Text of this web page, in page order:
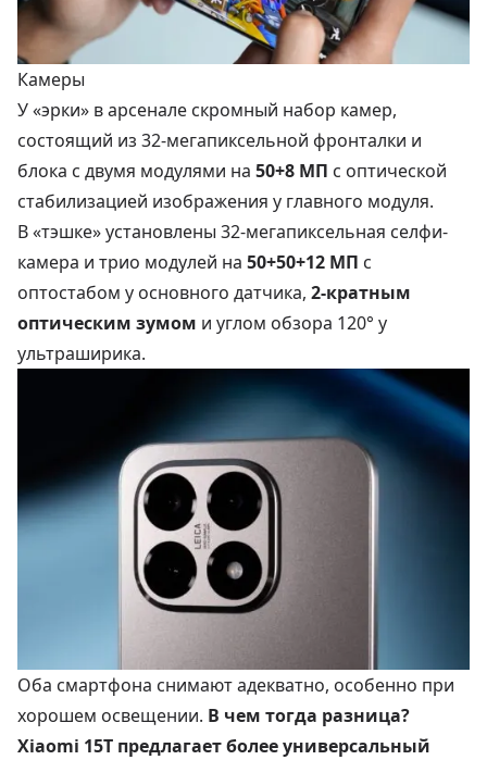
Камеры
У «эрки» в арсенале скромный набор камер,
состоящий из 32-мегапиксельной фронталки и
блока с двумя модулями на 50+8 МП с оптической
стабилизацией изображения у главного модуля.
В «тэшке» установлены 32-мегапиксельная селфи-
камера и трио модулей на 50+50+12 МП с
оптостабом у основного датчика, 2-кратным
оптическим зумом и углом обзора 120° у
ультраширика.
Оба смартфона снимают адекватно, особенно при
хорошем освещении. В чем тогда разница?
Xiaomi 15T предлагает более универсальный